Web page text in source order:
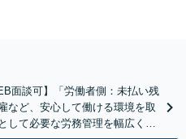
面談可】「労働者側：未払い残
など、安心して働ける環境を取
して必要な労務管理を幅広くサ